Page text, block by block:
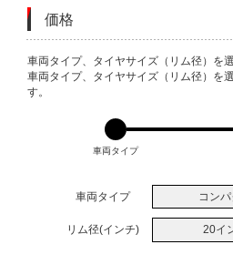
価格
VARIATIONS
車両タイプ、タイヤサイズ（リム径）を
車両タイプ、タイヤサイズ（リム径）を
す。
車両タイプ
車両タイプ コンパ
リム径(インチ) 20イ